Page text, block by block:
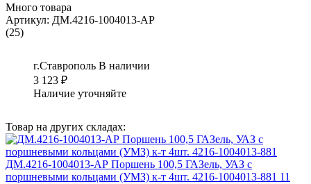
Много товара
Артикул: ДМ.4216-1004013-АР
(25)
г.Ставрополь В наличии
3 123 ₽
Наличие уточняйте
Товар на других складах:
ДМ.4216-1004013-АР Поршень 100,5 ГАЗель, УАЗ с
поршневыми кольцами (УМЗ) к-т 4шт. 4216-1004013-881 11